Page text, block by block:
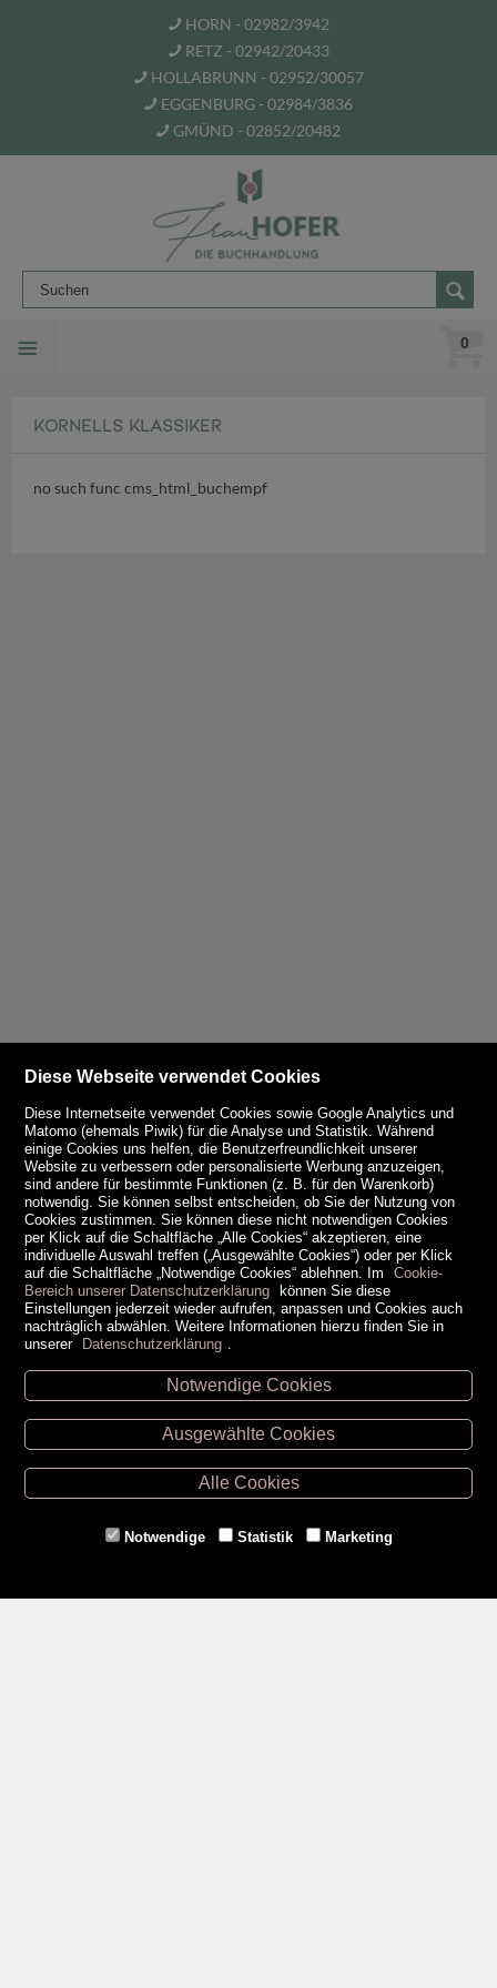
HORN - 02982/3942
RETZ - 02942/20433
HOLLABRUNN - 02952/30057
EGGENBURG - 02984/3836
GMÜND - 02852/20482
0
KORNELLS KLASSIKER
no such func cms_html_buchempf
Unsere Öffnungszeiten
Retz -02942/20433
Hollabrunn -02952/30057
Eggenburg -02984/3836
Gmünd -
Diese Webseite verwendet Cookies
Diese Internetseite verwendet Cookies sowie Google Analytics und
Matomo (ehemals Piwik) für die Analyse und Statistik. Während
einige Cookies uns helfen, die Benutzerfreundlichkeit unserer
Website zu verbessern oder personalisierte Werbung anzuzeigen,
sind andere für bestimmte Funktionen (z. B. für den Warenkorb)
notwendig. Sie können selbst entscheiden, ob Sie der Nutzung von
Cookies zustimmen. Sie können diese nicht notwendigen Cookies
per Klick auf die Schaltfläche „Alle Cookies“ akzeptieren, eine
individuelle Auswahl treffen („Ausgewählte Cookies“) oder per Klick
auf die Schaltfläche „Notwendige Cookies“ ablehnen. Im
Cookie-
Bereich unserer Datenschutzerklärung können Sie diese
Einstellungen jederzeit wieder aufrufen, anpassen und Cookies auch
nachträglich abwählen. Weitere Informationen hierzu finden Sie in
unserer Datenschutzerklärung
Notwendige Cookies
Ausgewählte Cookies
Alle Cookies
Notwendige Statistik Marketing